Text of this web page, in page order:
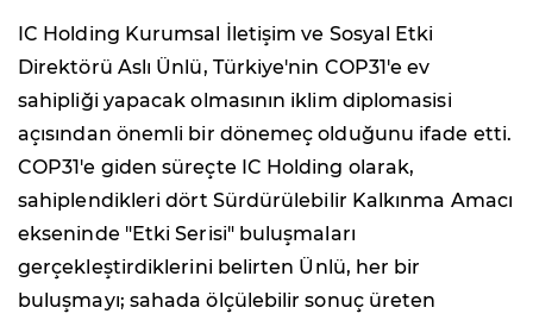
IC Holding Kurumsal İletişim ve Sosyal Etki
Direktörü Aslı Ünlü, Türkiye'nin COP31'e ev
sahipliği yapacak olmasının iklim diplomasisi
açısından önemli bir dönemeç olduğunu ifade etti.
COP31'e giden süreçte IC Holding olarak,
sahiplendikleri dört Sürdürülebilir Kalkınma Amacı
ekseninde "Etki Serisi" buluşmaları
gerçekleştirdiklerini belirten Ünlü, her bir
buluşmayı; sahada ölçülebilir sonuç üreten